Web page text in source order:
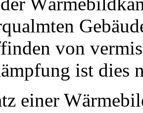
von
ist dies
einer